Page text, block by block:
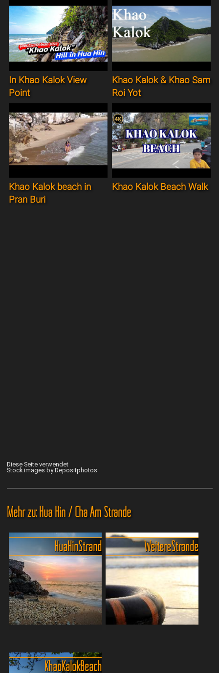
In Khao Kalok View
Point
Khao Kalok & Khao Sam
Roi Yot
Khao Kalok beach in
Pran Buri
Khao Kalok Beach Walk
Diese Seite verwendet
Stock images by Depositphotos
Mehr zu: Hua Hin / Cha Am Strände
Hua Hins Hauptstrand ist
das perfekte Mix & Match
Hua Hin Strand Weitere Strände
Khao Kalok Beach